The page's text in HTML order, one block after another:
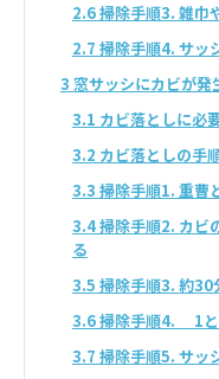
2.6掃除手順3. 雑巾
2.7 掃除手順4. サッ
3 窓サッシにカビが発
3.1 カビ落としに必
3.2 カビ落としの手
3.3 掃除手順1. 重曹
3.4掃除手順2. カビ
る
3.5 掃除手順3. 約30
3.6掃除手順4. 1と
3.7 掃除手順5. サッ